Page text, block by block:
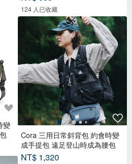
變
124 人已收藏
Cora 三用日常斜背包 約會時變
成手提包 遠足登山時成為腰包
NT$ 1,320